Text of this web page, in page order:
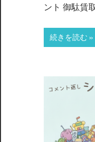
ント 御駄賃
続きを読む